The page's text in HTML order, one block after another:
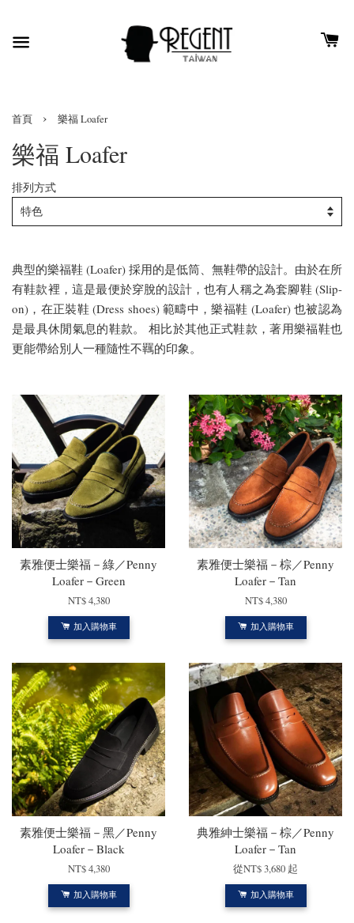
首頁 › 樂福 Loafer
樂福 Loafer
排列方式
典型的樂福鞋 (Loafer) 採用的是低筒、無鞋帶的設計。由於在所
有鞋款裡，這是最便於穿脫的設計，也有人稱之為套腳鞋 (Slip-
on)，在正裝鞋 (Dress shoes) 範疇中，樂福鞋 (Loafer) 也被認為
是最具休閒氣息的鞋款。
相比於其他正式鞋款，著用樂福鞋也
更能帶給別人一種隨性不羈的印象。
素雅便士樂福－綠／Penny
Loafer－Green
NT$ 4,380
加入購物車
素雅便士樂福－棕／Penny
Loafer－Tan
NT$ 4,380
加入購物車
素雅便士樂福－黑／Penny
Loafer－Black
NT$ 4,380
加入購物車
典雅紳士樂福－棕／Penny
Loafer－Tan
從NT$ 3,680 起
加入購物車